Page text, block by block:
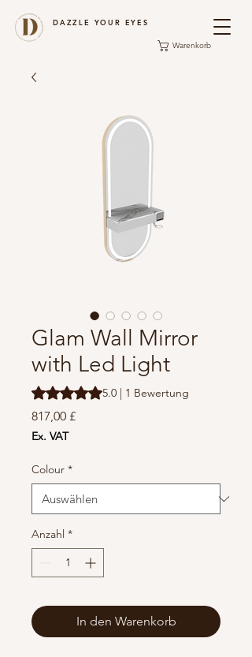
DAZZLE YOUR EYES
Warenkorb
Glam Wall Mirror
with Led Light
Das Rating beträgt 5.0 von fünf
5.0 | 1 Bewertung
817,00 £Preis
Ex. VAT
Colour *
Anzahl *
In den Warenkorb